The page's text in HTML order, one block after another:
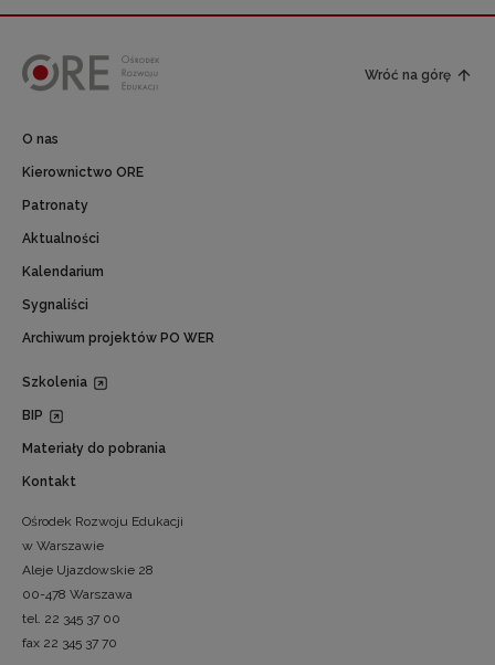
Wróć na górę
O nas
Kierownictwo ORE
Patronaty
Aktualności
Kalendarium
Sygnaliści
Archiwum projektów PO WER
Szkolenia
BIP
Materiały do pobrania
Kontakt
Ośrodek Rozwoju Edukacji
w Warszawie
Aleje Ujazdowskie 28
00-478 Warszawa
tel. 22 345 37 00
fax 22 345 37 70